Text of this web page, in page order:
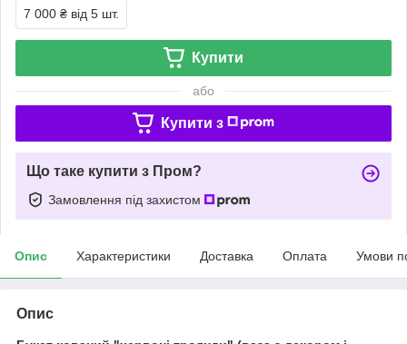
7 000 ₴ від 5 шт.
Купити
або
Купити з
Що таке купити з Пром?
Замовлення під захистом
Опис Характеристики Доставка Оплата Умови
Опис